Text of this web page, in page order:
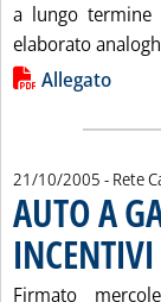
a lungo termine
elaborato
Lista allegati
Allegato
21/10/2005 - Rete
AUTO A
INCENTIVI
Firmato